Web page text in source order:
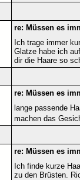
re: Müssen es
Ich trage immer
Glatze habe ich
dir die Haare so
re: Müssen es
lange passende
machen das
re: Müssen es
Ich finde kurze
zu den Brüsten.